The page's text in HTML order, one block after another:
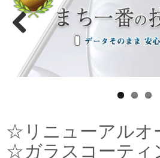
☆リニューアルオ
☆ガラスコーティ